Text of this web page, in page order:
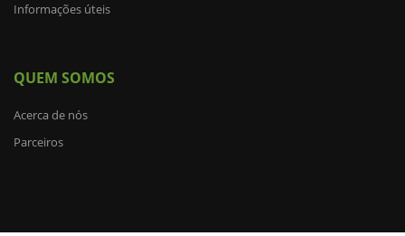
Informações úteis
QUEM SOMOS
Acerca de nós
Parceiros